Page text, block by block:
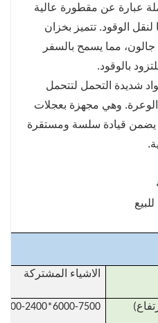
خزان الوقود الكاملة،
حلاً مثاليًا
الوقود والصناعات الأخرى
لخزان الوقود طريقة عملية
الوقت والجهد للمستخدمين.
عبارة عن مقطورة عالية
الوقود. تتميز بخزان
مما يسمح بالسفر
بالوقود.
شديدة التحمل لتتحمل
وهي مجهزة بعجلات
يضمن قيادة سلسة ومستقرة
الاشياء المشتركة
6000-7500*2200-2400*1200